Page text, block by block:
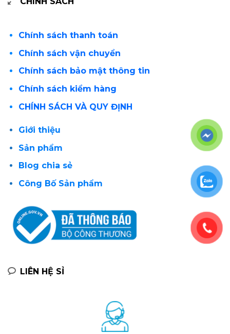
Chính sách thanh toán
Chính sách vận chuyển
Chính sách bảo mật thông tin
Chính sách kiểm hàng
CHÍNH SÁCH VÀ QUY ĐỊNH
Giới thiệu
Sản phẩm
Blog chia sẻ
Công Bố Sản phẩm
LIÊN HỆ SỈ